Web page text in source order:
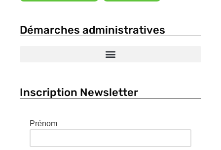
Démarches administratives
Inscription Newsletter
Prénom